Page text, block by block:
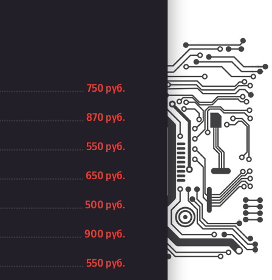
750 руб.
870 руб.
550 руб.
650 руб.
500 руб.
900 руб.
550 руб.